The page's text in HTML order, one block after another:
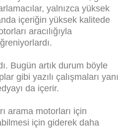
yalnızca yüksek
içeriğin yüksek kalitede
aracılığıyla
Bugün artık durum böyle
gibi yazılı çalışmaları yanı
da içerir.
arama motorları için
için giderek daha